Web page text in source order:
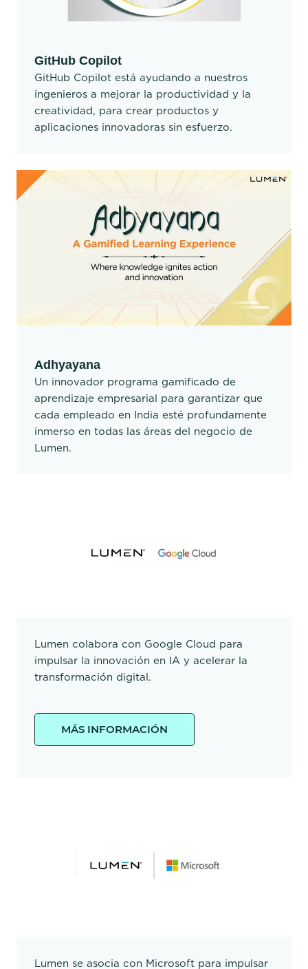
GitHub Copilot
GitHub Copilot está ayudando a nuestros
ingenieros a mejorar la productividad y la
creatividad, para crear productos y
aplicaciones innovadoras sin esfuerzo.
Adhyayana
Un innovador programa gamificado de
aprendizaje empresarial para garantizar que
cada empleado en India esté profundamente
inmerso en todas las áreas del negocio de
Lumen.
Lumen colabora con Google Cloud para
impulsar la innovación en IA y acelerar la
transformación digital.
MÁS INFORMACIÓN
Lumen se asocia con Microsoft para impulsar